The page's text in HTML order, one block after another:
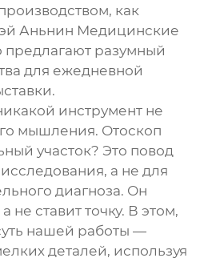
как
Аньнин Медицинские
предлагают разумный
для ежедневной
инструмент не
мышления. Отоскоп
участок? Это повод
а не для
диагноза. Он
не ставит точку. В этом,
нашей работы —
деталей, используя